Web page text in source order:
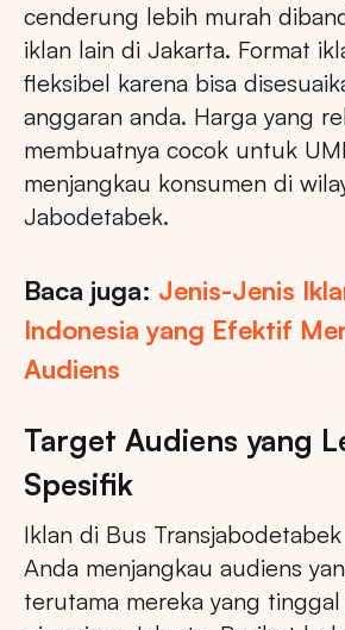
cenderung lebih murah
iklan lain di Jakarta. Format
fleksibel karena bisa
anggaran anda. Harga yang
membuatnya cocok untuk
menjangkau konsumen di
Jabodetabek.
Baca juga: Jenis-Jenis
Indonesia yang Efektif
Audiens
Target Audiens yang
Spesifik
Iklan di Bus
Anda menjangkau audiens
terutama mereka yang